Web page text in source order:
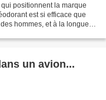
positionnent la marque
est si efficace que
hommes, et à la longue
un avion...